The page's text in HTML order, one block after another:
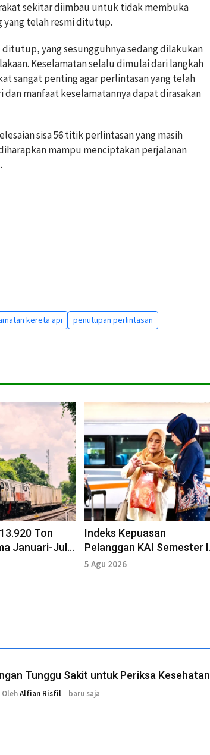
sekitar diimbau untuk tidak membuka
yang telah resmi ditutup.
yang sesungguhnya sedang dilakukan
Keselamatan selalu dimulai dari langkah
sangat penting agar perlintasan yang telah
manfaat keselamatannya dapat dirasakan
sisa 56 titik perlintasan yang masih
mampu menciptakan perjalanan
kereta api
penutupan perlintasan
Ton
Januari-Juli
Indeks Kepuasan
Pelanggan KAI Semester I
2026 Capai Angka 4,53
5 Agu 2026
Tunggu Sakit untuk Periksa Kesehatan
OlehAlfian Risfil baru saja